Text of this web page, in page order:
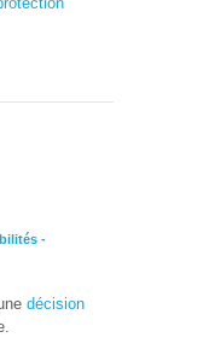
-
décision